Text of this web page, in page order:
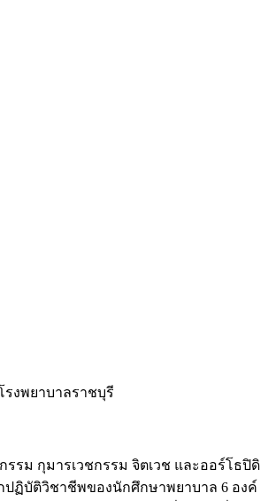
งพยาบาลราชบุรี
รม กุมารเวชกรรม จิตเวช และออร์โธปิดิ
ปฏิบัติวิชาชีพของนักศึกษาพยาบาล 6 องค์